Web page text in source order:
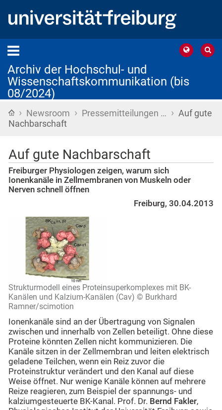
Archiv der Hochschul- und
Wissenschaftskommunikation (bis
08/2024)
Startseite
› Newsroom › Pressemitteilungen … › Auf gute
Nachbarschaft
Auf gute Nachbarschaft
Freiburger Physiologen zeigen, warum sich
Ionenkanäle in Zellmembranen von Muskeln oder
Nerven schnell öffnen
Freiburg, 30.04.2013
Strukturmodell eines Proteinsuperkomplexes mit BK-
Kanälen und Kalzium-Kanälen (Cav) © Burkhard
Ramner/scimotion
Ionenkanäle sind an der Übertragung von Signalen
zwischen und innerhalb von Zellen beteiligt. Ohne diese
Proteine könnten Zellen nicht kommunizieren. Die
Kanäle sitzen in der Zellmembran und leiten elektrisch
geladene Teilchen, wenn ein Reiz zuvor die
Proteinstruktur verändert und den Kanal auf diese
Weise öffnet. Nur wenige Kanäle können auf mehrere
Reize reagieren, zum Beispiel der spannungs- und
kalziumgesteuerte BK-Kanal. Prof. Dr. Bernd Fakler,